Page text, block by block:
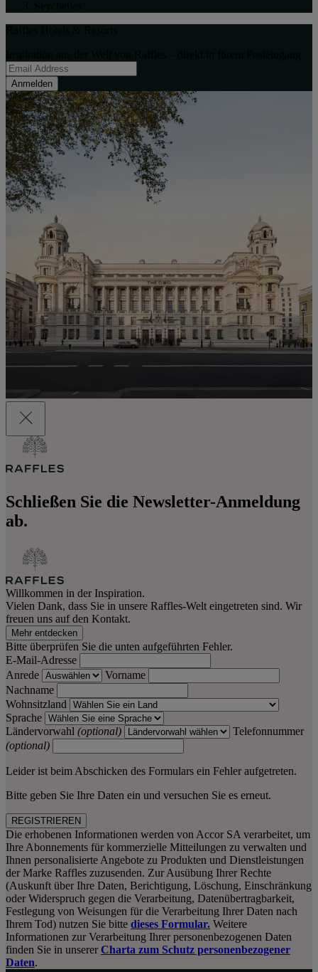
Anmelden
Schließen Sie die Newsletter-Anmeldung
ab.
Willkommen in der Inspiration.
Vielen Dank, dass Sie in unsere Raffles-Welt eingetreten sind. Wir
freuen uns auf den Kontakt.
Mehr entdecken
Bitte überprüfen Sie die unten aufgeführten Fehler.
E-Mail-Adresse
Anrede
Vorname
Nachname
Wohnsitzland
Sprache
Ländervorwahl (optional)
Telefonnummer
(optional)
Leider ist beim Abschicken des Formulars ein Fehler aufgetreten.
Bitte geben Sie Ihre Daten ein und versuchen Sie es erneut.
REGISTRIEREN
Die erhobenen Informationen werden von Accor SA verarbeitet, um
Ihre Abonnements für kommerzielle Mitteilungen zu verwalten und
Ihnen personalisierte Angebote zu Produkten und Dienstleistungen
der Marke Raffles zuzusenden. Zur Ausübung Ihrer Rechte
(Auskunft über Ihre Daten, Berichtigung, Löschung, Einschränkung
oder Widerspruch gegen die Verarbeitung, Datenübertragbarkeit,
Festlegung von Weisungen für die Verarbeitung Ihrer Daten nach
Ihrem Tod) nutzen Sie bitte dieses Formular. Weitere
Informationen zur Verarbeitung Ihrer personenbezogenen Daten
finden Sie in unserer Charta zum Schutz personenbezogener
Daten.